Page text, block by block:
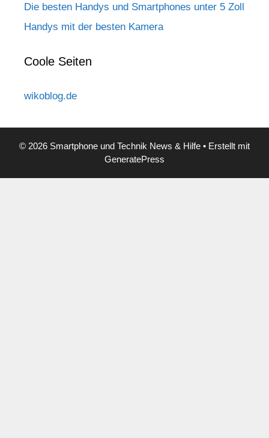
Die besten Handys und Smartphones unter 5 Zoll
Handys mit der besten Kamera
Coole Seiten
wikoblog.de
© 2026 Smartphone und Technik News & Hilfe • Erstellt mit
GeneratePress